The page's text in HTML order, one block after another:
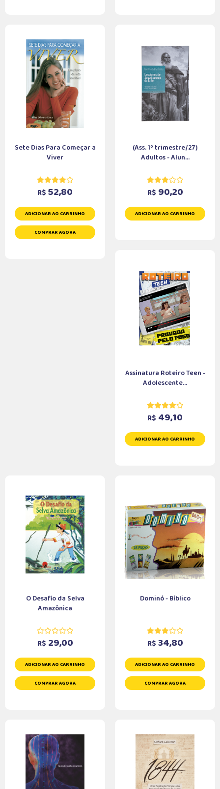
Sete Dias Para Começar a
Viver
R$ 52,80
ADICIONAR AO CARRINHO
COMPRAR AGORA
(Ass. 1º trimestre/27)
Adultos - Alun...
R$ 90,20
ADICIONAR AO CARRINHO
Assinatura Roteiro Teen -
Adolescente...
R$ 49,10
ADICIONAR AO CARRINHO
O Desafio da Selva
Amazônica
R$ 29,00
ADICIONAR AO CARRINHO
COMPRAR AGORA
Dominó - Bíblico
R$ 34,80
ADICIONAR AO CARRINHO
COMPRAR AGORA